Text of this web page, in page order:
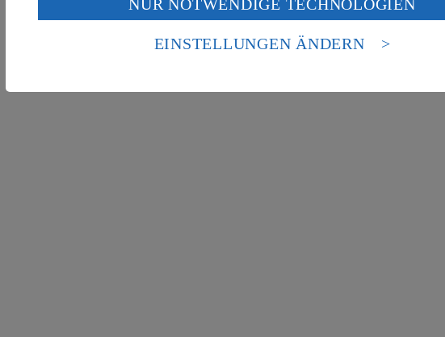
ein, dass deine Daten in den USA verarbeitet werden. Der EuGH sieht die USA als
einem nach europäischen Standards nicht angemessenen Datenschutzniveau an. Es
Risiko eines Zugriffs durch US-amerikanische Behörden.
NUR NOTWENDIGE TECHNOLOGIEN
EINSTELLUNGEN ÄNDERN